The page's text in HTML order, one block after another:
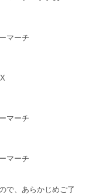
マーチ
マーチ
マーチ
で、あらかじめご了